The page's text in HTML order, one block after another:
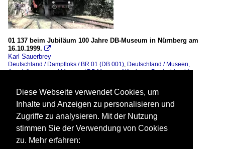
01 137 beim Jubiläum 100 Jahre DB-Museum in Nürnberg am
16.10.1999. 
Karl Sauerbrey
Deutschland / Dampfloks / BR 01 (DB 001), Deutschland / Museen,
Ausstellungen und Messen / DB Museum Nürnberg,Deutschland /
Diese Webseite verwendet Cookies, um
Inhalte und Anzeigen zu personalisieren und
Zugriffe zu analysieren. Mit der Nutzung
stimmen Sie der Verwendung von Cookies
zu. Mehr erfahren: